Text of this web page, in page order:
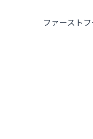
ファースト